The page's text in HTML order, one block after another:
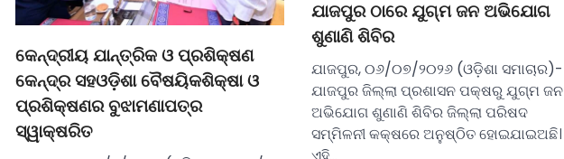
କେନ୍ଦ୍ରୀୟ ଯାନ୍ତ୍ରିକ ଓ ପ୍ରଶିକ୍ଷଣ
କେନ୍ଦ୍ର ସହଓଡ଼ିଶା ବୈଷୟିକଶିକ୍ଷା ଓ
ପ୍ରଶିକ୍ଷଣର ବୁଝାମଣାପତ୍ର
ସ୍ୱାକ୍ଷରିତ
ଯାଜପୁର ଠାରେ ଯୁଗ୍ମ ଜନ ଅଭିଯୋଗ
ଶୁଣାଣି ଶିବିର
ଯାଜପୁର, ୦୬/୦୭/୨୦୨୬ (ଓଡ଼ିଶା ସମାଚାର)-
ଯାଜପୁର ଜିଲ୍ଲା ପ୍ରଶାସନ ପକ୍ଷରୁ ଯୁଗ୍ମ ଜନ
ଅଭିଯୋଗ ଶୁଣାଣି ଶିବିର ଜିଲ୍ଲା ପରିଷଦ
ସମ୍ମିଳନୀ କକ୍ଷରେ ଅନୁଷ୍ଠିତ ହୋଇଯାଇଅଛି।